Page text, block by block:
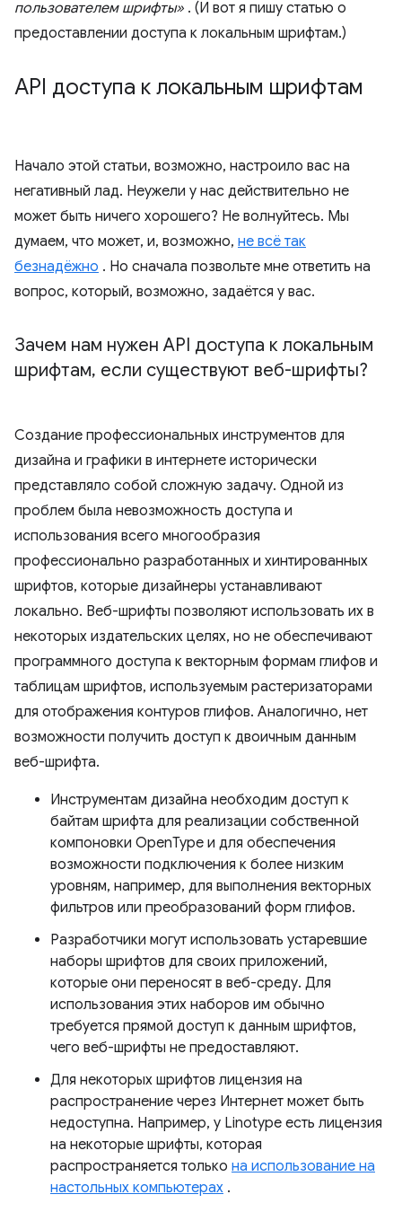
пользователем шрифты» . (И вот я пишу статью о
предоставлении доступа к локальным шрифтам.)
API доступа к локальным шрифтам
Начало этой статьи, возможно, настроило вас на
негативный лад. Неужели у нас действительно не
может быть ничего хорошего? Не волнуйтесь. Мы
думаем, что может, и, возможно, не всё так
безнадёжно . Но сначала позвольте мне ответить на
вопрос, который, возможно, задаётся у вас.
Зачем нам нужен API доступа к локальным
шрифтам, если существуют веб-шрифты?
Создание профессиональных инструментов для
дизайна и графики в интернете исторически
представляло собой сложную задачу. Одной из
проблем была невозможность доступа и
использования всего многообразия
профессионально разработанных и хинтированных
шрифтов, которые дизайнеры устанавливают
локально. Веб-шрифты позволяют использовать их в
некоторых издательских целях, но не обеспечивают
программного доступа к векторным формам глифов и
таблицам шрифтов, используемым растеризаторами
для отображения контуров глифов. Аналогично, нет
возможности получить доступ к двоичным данным
веб-шрифта.
Инструментам дизайна необходим доступ к
байтам шрифта для реализации собственной
компоновки OpenType и для обеспечения
возможности подключения к более низким
уровням, например, для выполнения векторных
фильтров или преобразований форм глифов.
Разработчики могут использовать устаревшие
наборы шрифтов для своих приложений,
которые они переносят в веб-среду. Для
использования этих наборов им обычно
требуется прямой доступ к данным шрифтов,
чего веб-шрифты не предоставляют.
Для некоторых шрифтов лицензия на
распространение через Интернет может быть
недоступна. Например, у Linotype есть лицензия
на некоторые шрифты, которая
распространяется только на использование на
настольных компьютерах .